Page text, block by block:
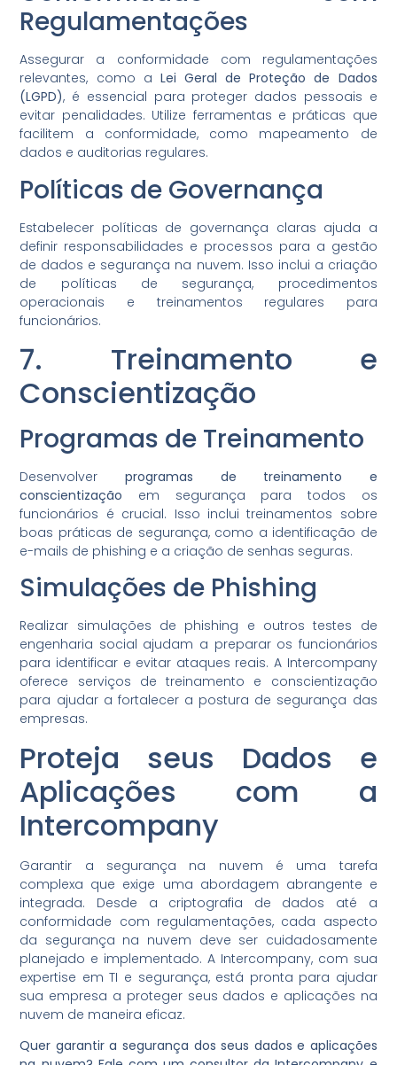
Regulamentações
Assegurar a conformidade com regulamentações
relevantes, como a Lei Geral de Proteção de Dados
(LGPD), é essencial para proteger dados pessoais e
evitar penalidades. Utilize ferramentas e práticas que
facilitem a conformidade, como mapeamento de
dados e auditorias regulares.
Políticas de Governança
Estabelecer políticas de governança claras ajuda a
definir responsabilidades e processos para a gestão
de dados e segurança na nuvem. Isso inclui a criação
de políticas de segurança, procedimentos
operacionais e treinamentos regulares para
funcionários.
7. Treinamento e
Conscientização
Programas de Treinamento
Desenvolver programas de treinamento e
conscientização em segurança para todos os
funcionários é crucial. Isso inclui treinamentos sobre
boas práticas de segurança, como a identificação de
e-mails de phishing e a criação de senhas seguras.
Simulações de Phishing
Realizar simulações de phishing e outros testes de
engenharia social ajudam a preparar os funcionários
para identificar e evitar ataques reais. A Intercompany
oferece serviços de treinamento e conscientização
para ajudar a fortalecer a postura de segurança das
empresas.
Proteja seus Dados e
Aplicações com a
Intercompany
Garantir a segurança na nuvem é uma tarefa
complexa que exige uma abordagem abrangente e
integrada. Desde a criptografia de dados até a
conformidade com regulamentações, cada aspecto
da segurança na nuvem deve ser cuidadosamente
planejado e implementado. A Intercompany, com sua
expertise em TI e segurança, está pronta para ajudar
sua empresa a proteger seus dados e aplicações na
nuvem de maneira eficaz.
Quer garantir a segurança dos seus dados e aplicações